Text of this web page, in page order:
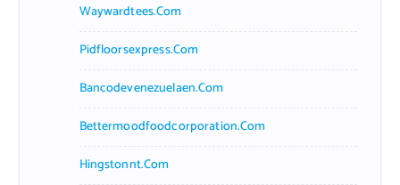
Waywardtees.com
Pidfloorsexpress.com
Bancodevenezuelaen.com
Bettermoodfoodcorporation.com
Hingstonnt.com